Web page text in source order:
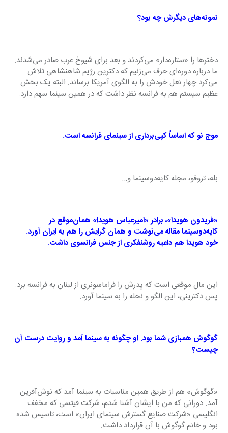
نمونه‌های دیگرش چه بود؟
دخترها را «ستاره‌دار» می‌کردند و بعد برای شیوخ عرب صادر می‌شدند.
ما درباره دوره‌ای حرف می‌زنیم که دکترین رژیم شاهنشاهی تلاش
می‌کرد چهار نعل خودش را به الگوی آمریکا برساند. البته یک بخش
عظیم سیستم هم به فرانسه نظر داشت که در همین سینما سهم دارد.
موج نو که اساساً کپی‌برداری از سینمای فرانسه است.
بله، تروفو، مجله کایه‌دوسینما و…
«فریدون هویدا»، برادر «امیرعباس هویدا» همان‌موقع در
کایه‌دوسینما مقاله می‌نوشت و همان گرایش را هم به ایران آورد.
خود هویدا هم داعیه روشنفکری از جنس فرانسوی داشت.
این مال موقعی است که پدرش را فراماسونری از لبنان به فرانسه ‌برد.
پس دکترینی، این الگو و نحله را به سینما ‌آورد.
گوگوش همبازی شما بود. او چگونه به سینما آمد و روایت درست آن
چیست؟
«گوگوش» هم از طریق همین مناسبات به سینما آمد که نوش‌آفرین
آمد. دورانی که من با ایشان آشنا شدم، شرکت فیتسی که مخفف
انگلیسی «شرکت صنایع گسترش سینمای ایران» است، تاسیس شده
بود و خانم گوگوش با آن قرارداد داشت.